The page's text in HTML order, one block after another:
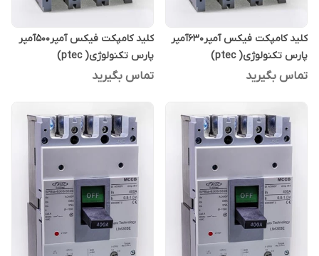
کلید کامپکت فیکس آمپر630آمپر
پارس تکنولوژی( ptec)
تماس بگیرید
کلید کامپکت فیکس آمپر500آمپر
پارس تکنولوژی( ptec)
تماس بگیرید